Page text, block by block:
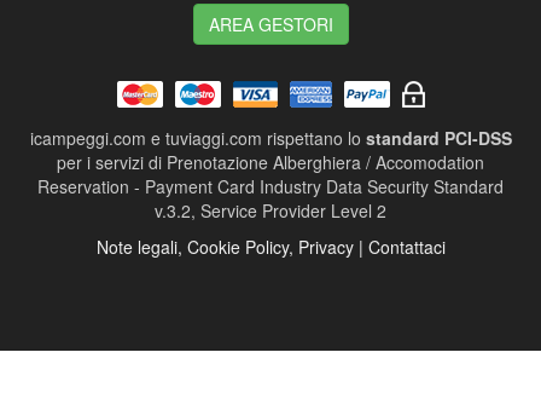
AREA GESTORI
icampeggi.com e tuviaggi.com rispettano lo standard PCI-DSS
per i servizi di Prenotazione Alberghiera / Accomodation
Reservation - Payment Card Industry Data Security Standard
v.3.2, Service Provider Level 2
Note legali, Cookie Policy, Privacy | Contattaci